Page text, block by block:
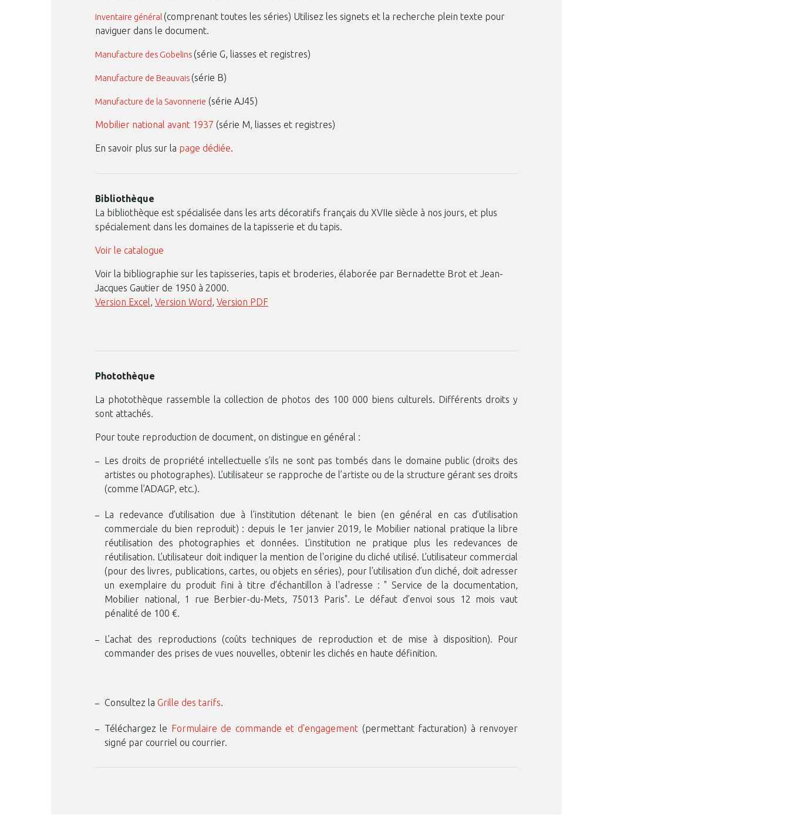
Inventaire général (comprenant toutes les séries) Utilisez les signets et la recherche plein texte pour
naviguer dans le document.
Manufacture des Gobelins (série G, liasses et registres)
Manufacture de Beauvais (série B)
Manufacture de la Savonnerie (série AJ45)
Mobilier national avant 1937 (série M, liasses et registres)
En savoir plus sur la page dédiée.
Bibliothèque
La bibliothèque est spécialisée dans les arts décoratifs français du XVIIe siècle à nos jours, et plus
spécialement dans les domaines de la tapisserie et du tapis.
Voir le catalogue
Voir la bibliographie sur les tapisseries, tapis et broderies, élaborée par Bernadette Brot et Jean-
Jacques Gautier de 1950 à 2000.
Version Excel, Version Word, Version PDF
Photothèque
La photothèque rassemble la collection de photos des 100 000 biens culturels. Différents droits y
sont attachés.
Pour toute reproduction de document, on distingue en général :
Les droits de propriété intellectuelle s’ils ne sont pas tombés dans le domaine public (droits des
artistes ou photographes). L’utilisateur se rapproche de l’artiste ou de la structure gérant ses droits
(comme l’ADAGP, etc.).
La redevance d’utilisation due à l’institution détenant le bien (en général en cas d’utilisation
commerciale du bien reproduit) : depuis le 1er janvier 2019, le Mobilier national pratique la libre
réutilisation des photographies et données. L’institution ne pratique plus les redevances de
réutilisation. L’utilisateur doit indiquer la mention de l'origine du cliché utilisé. L’utilisateur commercial
(pour des livres, publications, cartes, ou objets en séries), pour l’utilisation d’un cliché, doit adresser
un exemplaire du produit fini à titre d’échantillon à l'adresse : " Service de la documentation,
Mobilier national, 1 rue Berbier-du-Mets, 75013 Paris". Le défaut d’envoi sous 12 mois vaut
pénalité de 100 €.
L’achat des reproductions (coûts techniques de reproduction et de mise à disposition). Pour
commander des prises de vues nouvelles, obtenir les clichés en haute définition.
Consultez la Grille des tarifs.
Téléchargez le Formulaire de commande et d'engagement (permettant facturation) à renvoyer
signé par courriel ou courrier.